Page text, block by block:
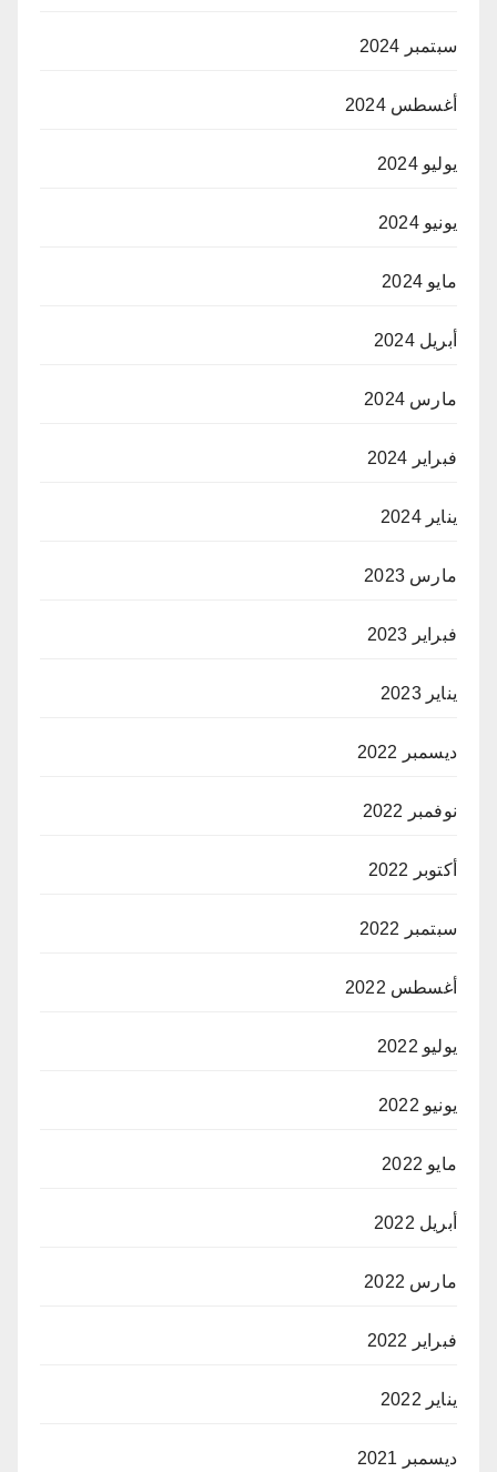
سبتمبر 2024
أغسطس 2024
يوليو 2024
يونيو 2024
مايو 2024
أبريل 2024
مارس 2024
فبراير 2024
يناير 2024
مارس 2023
فبراير 2023
يناير 2023
ديسمبر 2022
نوفمبر 2022
أكتوبر 2022
سبتمبر 2022
أغسطس 2022
يوليو 2022
يونيو 2022
مايو 2022
أبريل 2022
مارس 2022
فبراير 2022
يناير 2022
ديسمبر 2021